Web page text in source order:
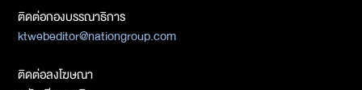
ติดต่อกองบรรณาธิการ
ktwebeditor@nationgroup.com
ติดต่อลงโฆษณา